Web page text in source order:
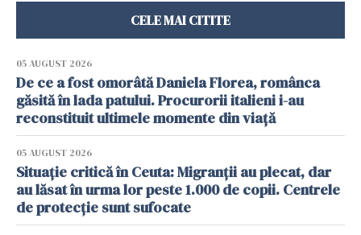
CELE MAI CITITE
05 AUGUST 2026
De ce a fost omorâtă Daniela Florea, românca
găsită în lada patului. Procurorii italieni i-au
reconstituit ultimele momente din viață
05 AUGUST 2026
Situație critică în Ceuta: Migranții au plecat, dar
au lăsat în urma lor peste 1.000 de copii. Centrele
de protecție sunt sufocate